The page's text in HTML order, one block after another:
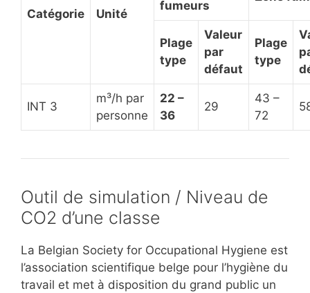
Catégorie Unité
fumeurs
Plage
type
Valeur
par
défaut
Plage
type
INT 3
m³/h par
personne
22 –
36
29
43 –
72
Outil de simulation / Niveau de
CO2 d’une classe
La Belgian Society for Occupational Hygiene est
l’association scientifique belge pour l’hygiène du
travail et met à disposition du grand public un